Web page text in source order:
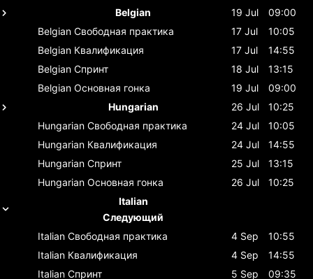
Belgian
19 Jul
09:00
Belgian Свободная практика 17 Jul
10:05
Belgian Квалификация 17 Jul
14:55
Belgian Спринт 18 Jul
13:15
Belgian Основная гонка 19 Jul
09:00
Hungarian
26 Jul
10:25
Hungarian Свободная практика 24 Jul
10:05
Hungarian Квалификация 24 Jul
14:55
Hungarian Спринт 25 Jul
13:15
Hungarian Основная гонка 26 Jul
10:25
Italian
Следующий
Italian Свободная практика 4 Sep
10:55
Italian Квалификация 4 Sep
14:55
Italian Спринт 5 Sep
09:35